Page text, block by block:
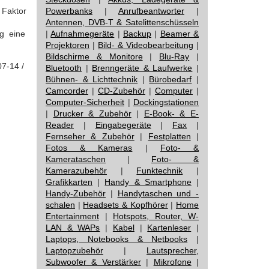
eine
14 /
Powerbanks | Anrufbeantworter |
Antennen, DVB-T & Satelittenschüsseln
|Aufnahmegeräte | Backup | Beamer &
Projektoren | Bild- & Videobearbeitung |
Bildschirme & Monitore| Blu-Ray |
Bluetooth | Brenngeräte & Laufwerke |
Bühnen- & Lichttechnik | Bürobedarf |
Camcorder | CD-Zubehör | Computer |
Computer-Sicherheit | Dockingstationen
| Drucker & Zubehör| E-Book- & E-
Reader | Eingabegeräte| Fax |
Fernseher & Zubehör| Festplatten |
Fotos & Kameras | Foto- &
Kamerataschen | Foto- &
Kamerazubehör | Funktechnik |
Grafikkarten | Handy & Smartphone|
Handy-Zubehör | Handytaschen und -
schalen | Headsets & Kopfhörer| Home
Entertainment | Hotspots, Router, W-
LAN & WAPs | Kabel| Kartenleser |
Laptops, Notebooks & Netbooks |
Laptopzubehör | Lautsprecher,
Subwoofer & Verstärker| Mikrofone|